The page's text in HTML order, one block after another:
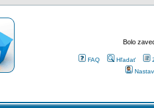
Bolo
FAQ Hľadať